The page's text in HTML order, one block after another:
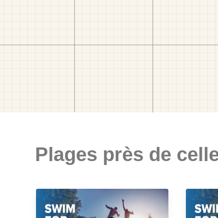
Plages près de